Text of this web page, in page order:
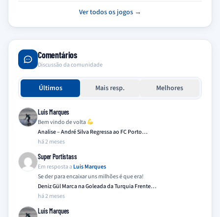
Ver todos os jogos →
Comentários
Discussão da comunidade
Últimos Mais resp. Melhores
Luis Marques
Bem vindo de volta
Analise – André Silva Regressa ao FC Porto…
há 2 meses
Super Portistass
Em resposta a Luis Marques
Se der para encaixar uns milhões é que era!
Deniz Gül Marca na Goleada da Turquia Frente…
há 2 meses
Luis Marques